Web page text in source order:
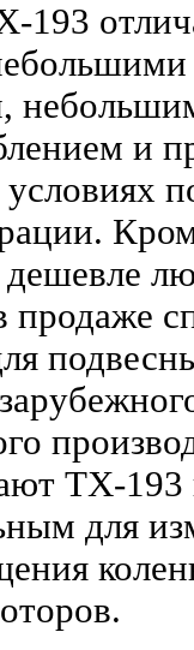
193
и
условиях
дешевле
TX-193
для